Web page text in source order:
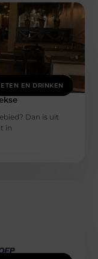
ETEN EN DRINKEN
Dan is uit
in